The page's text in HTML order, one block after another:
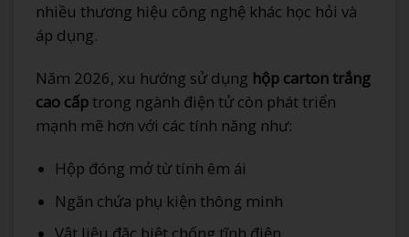
nhiều thương hiệu công nghệ khác học hỏi và
áp dụng.
Năm 2026, xu hướng sử dụng hộp carton trắng
cao cấp trong ngành điện tử còn phát triển
mạnh mẽ hơn với các tính năng như:
Hộp đóng mở từ tính êm ái
Ngăn chứa phụ kiện thông minh